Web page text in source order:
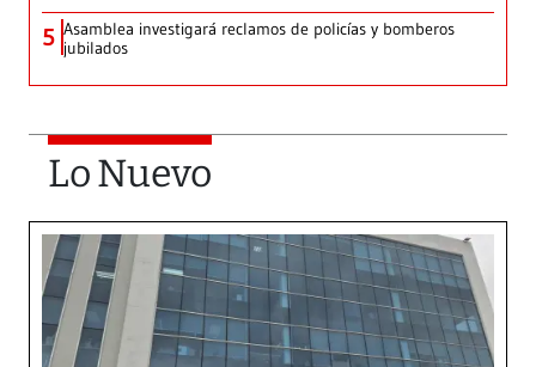
5 Asamblea investigará reclamos de policías y bomberos
jubilados
Lo Nuevo